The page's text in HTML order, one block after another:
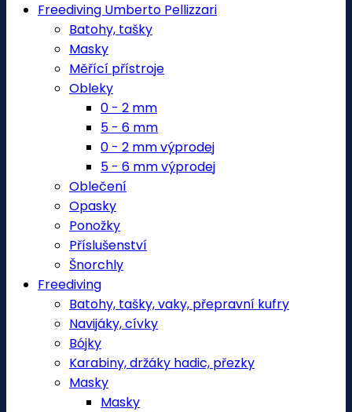
Freediving Umberto Pellizzari
Batohy, tašky
Masky
Měřící přístroje
Obleky
0 - 2 mm
5 - 6 mm
0 - 2 mm výprodej
5 - 6 mm výprodej
Oblečení
Opasky
Ponožky
Příslušenství
Šnorchly
Freediving
Batohy, tašky, vaky, přepravní kufry
Navijáky, cívky
Bójky
Karabiny, držáky hadic, přezky
Masky
Masky